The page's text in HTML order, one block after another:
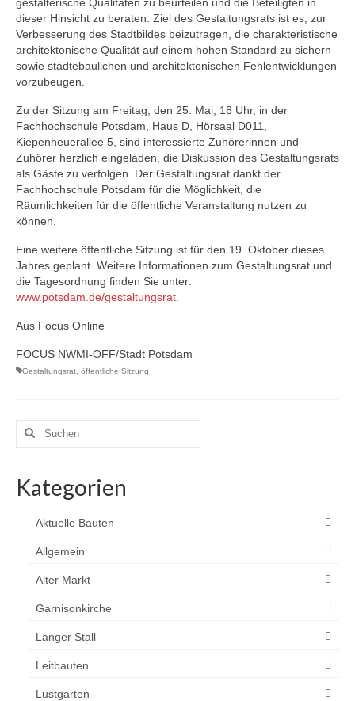
dieser Hinsicht zu beraten. Ziel des Gestaltungsrats ist es, zur
Verbesserung des Stadtbildes beizutragen, die charakteristische
architektonische Qualität auf einem hohen Standard zu sichern
sowie städtebaulichen und architektonischen Fehlentwicklungen
vorzubeugen.
Zu der Sitzung am Freitag, den 25. Mai, 18 Uhr, in der
Fachhochschule Potsdam, Haus D, Hörsaal D011,
Kiepenheuerallee 5, sind interessierte Zuhörerinnen und
Zuhörer herzlich eingeladen, die Diskussion des Gestaltungsrats
als Gäste zu verfolgen. Der Gestaltungsrat dankt der
Fachhochschule Potsdam für die Möglichkeit, die
Räumlichkeiten für die öffentliche Veranstaltung nutzen zu
können.
Eine weitere öffentliche Sitzung ist für den 19. Oktober dieses
Jahres geplant. Weitere Informationen zum Gestaltungsrat und
die Tagesordnung finden Sie unter:
www.potsdam.de/gestaltungsrat.
Aus Focus Online
FOCUS NWMI-OFF/Stadt Potsdam
Gestaltungsrat öffentliche Sitzung
Suchen
nach:
Kategorien
Aktuelle Bauten
Allgemein
Alter Markt
Garnisonkirche
Langer Stall
Leitbauten
Lustgarten